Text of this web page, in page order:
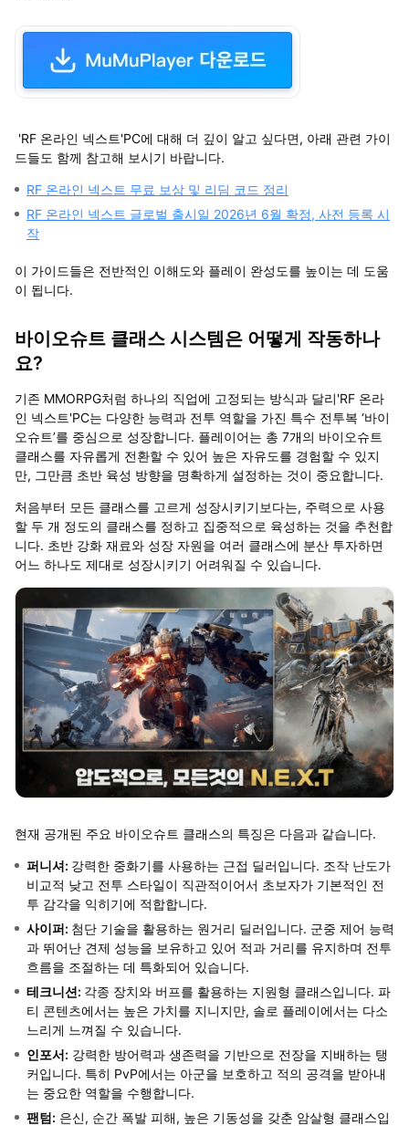
'RF 온라인 넥스트'PC에 대해 더 깊이 알고 싶다면, 아래 관련 가이
드들도 함께 참고해 보시기 바랍니다.
RF 온라인 넥스트 무료 보상 및 리딤 코드 정리
RF 온라인 넥스트 글로벌 출시일 2026년 6월 확정, 사전 등록 시
작
이 가이드들은 전반적인 이해도와 플레이 완성도를 높이는 데 도움
이 됩니다.
바이오슈트 클래스 시스템은 어떻게 작동하나
요?
기존 MMORPG처럼 하나의 직업에 고정되는 방식과 달리'RF 온라
인 넥스트'PC는 다양한 능력과 전투 역할을 가진 특수 전투복 ‘바이
오슈트’를 중심으로 성장합니다. 플레이어는 총 7개의 바이오슈트
클래스를 자유롭게 전환할 수 있어 높은 자유도를 경험할 수 있지
만, 그만큼 초반 육성 방향을 명확하게 설정하는 것이 중요합니다.
처음부터 모든 클래스를 고르게 성장시키기보다는, 주력으로 사용
할 두 개 정도의 클래스를 정하고 집중적으로 육성하는 것을 추천합
니다. 초반 강화 재료와 성장 자원을 여러 클래스에 분산 투자하면
어느 하나도 제대로 성장시키기 어려워질 수 있습니다.
현재 공개된 주요 바이오슈트 클래스의 특징은 다음과 같습니다.
퍼니셔: 강력한 중화기를 사용하는 근접 딜러입니다. 조작 난도가
비교적 낮고 전투 스타일이 직관적이어서 초보자가 기본적인 전
투 감각을 익히기에 적합합니다.
사이퍼: 첨단 기술을 활용하는 원거리 딜러입니다. 군중 제어 능력
과 뛰어난 견제 성능을 보유하고 있어 적과 거리를 유지하며 전투
흐름을 조절하는 데 특화되어 있습니다.
테크니션: 각종 장치와 버프를 활용하는 지원형 클래스입니다. 파
티 콘텐츠에서는 높은 가치를 지니지만, 솔로 플레이에서는 다소
느리게 느껴질 수 있습니다.
인포서: 강력한 방어력과 생존력을 기반으로 전장을 지배하는 탱
커입니다. 특히 PvP에서는 아군을 보호하고 적의 공격을 받아내
는 중요한 역할을 수행합니다.
팬텀: 은신, 순간 폭발 피해, 높은 기동성을 갖춘 암살형 클래스입